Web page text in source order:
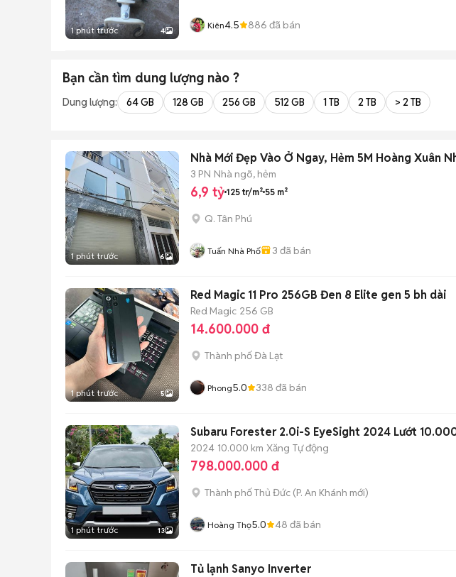
1 phút trước 4 Kiên4.5 886 đã bán
Bạn cần tìm dung lượng nào ?
Dung lượng: 64 GB 128 GB 256 GB 512 GB 1 TB 2 TB > 2 TB
1 phút trước 6
Nhà Mới Đẹp Vào Ở Ngay, Hẻm 5M Hoàng Xuân
3 PN Nhà ngõ, hẻm
6,9 tỷ 125 tr/m² 55 m²
Q. Tân Phú
Tuấn Nhà Phố 3 đã bán
1 phút trước 5
Red Magic 11 Pro 256GB Đen 8 Elite gen 5 bh dài
Red Magic 256 GB
14.600.000 đ
Thành phố Đà Lạt
Phong5.0 338 đã bán
1 phút trước 13
Subaru Forester 2.0i-S EyeSight 2024 Lướt
2024 10.000 km Xăng Tự động
798.000.000 đ
Thành phố Thủ Đức (P. An Khánh mới)
Hoàng Thọ5.0 48 đã bán
Tủ lạnh Sanyo Inverter